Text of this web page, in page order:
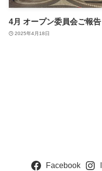
4月 オープン委員会ご報告
2025年4月18日
Facebook